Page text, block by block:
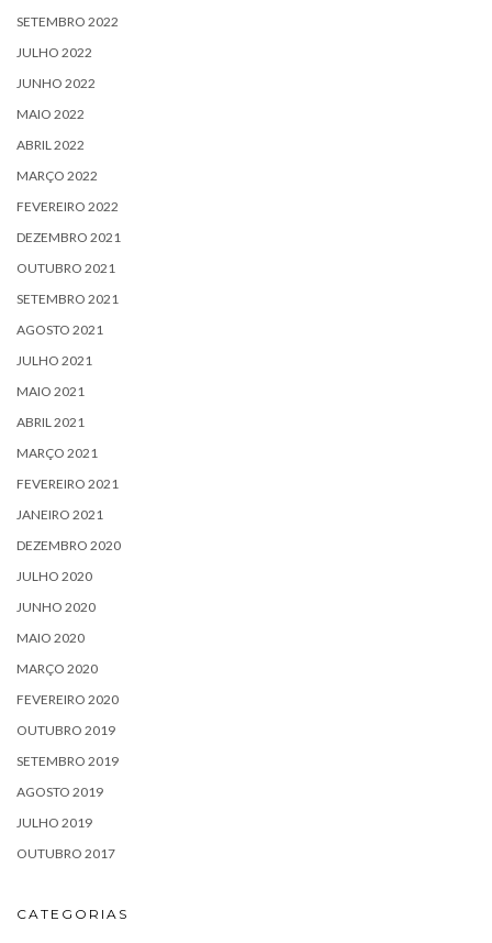
SETEMBRO 2022
JULHO 2022
JUNHO 2022
MAIO 2022
ABRIL 2022
MARÇO 2022
FEVEREIRO 2022
DEZEMBRO 2021
OUTUBRO 2021
SETEMBRO 2021
AGOSTO 2021
JULHO 2021
MAIO 2021
ABRIL 2021
MARÇO 2021
FEVEREIRO 2021
JANEIRO 2021
DEZEMBRO 2020
JULHO 2020
JUNHO 2020
MAIO 2020
MARÇO 2020
FEVEREIRO 2020
OUTUBRO 2019
SETEMBRO 2019
AGOSTO 2019
JULHO 2019
OUTUBRO 2017
CATEGORIAS